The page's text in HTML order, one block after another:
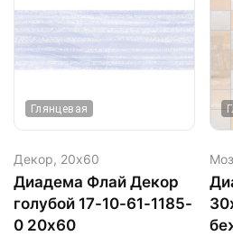
Глянцевая
Декор, 20х60
Диадема Флай Декор
голубой 17-10-61-1185-
0 20х60